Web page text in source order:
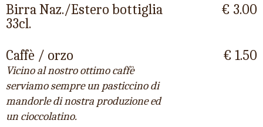
Birra Naz./Estero bottiglia
33cl.
€ 3.00
Caffè / orzo
Vicino al nostro ottimo caffè
serviamo sempre un pasticcino di
mandorle di nostra produzione ed
un cioccolatino.
€ 1.50